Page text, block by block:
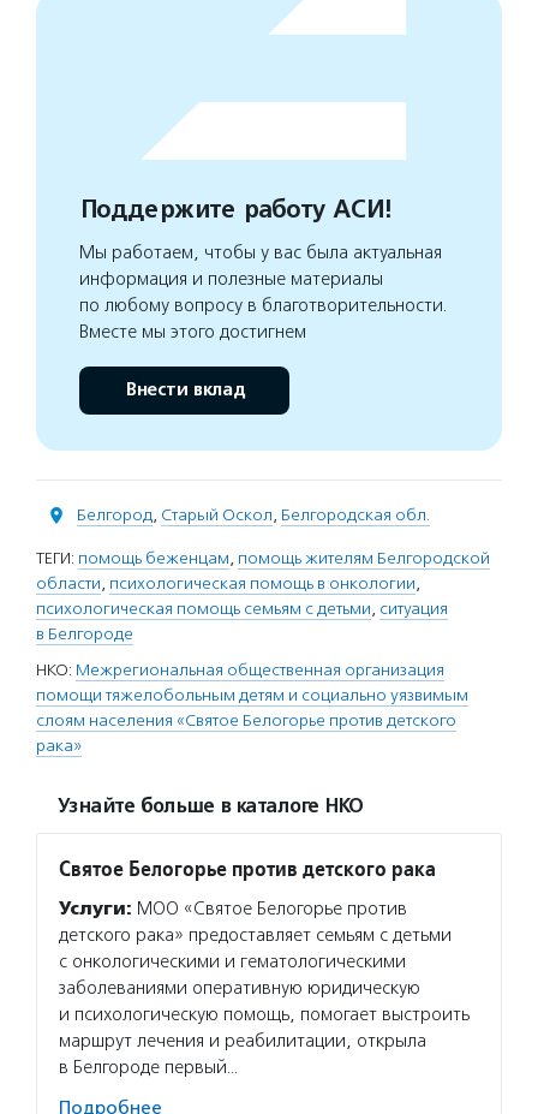
Поддержите работу АСИ!
Мы работаем, чтобы у вас была актуальная
информация и полезные материалы
по любому вопросу в благотворительности.
Вместе мы этого достигнем
Внести вклад
Белгород, Старый Оскол, Белгородская обл.
ТЕГИ: помощь беженцам, помощь жителям Белгородской
области, психологическая помощь в онкологии,
психологическая помощь семьям с детьми, ситуация
в Белгороде
НКО: Межрегиональная общественная организация
помощи тяжелобольным детям и социально уязвимым
слоям населения «Святое Белогорье против детского
рака»
Узнайте больше в каталоге НКО
Святое Белогорье против детского рака
Услуги: МОО «Святое Белогорье против
детского рака» предоставляет семьям с детьми
с онкологическими и гематологическими
заболеваниями оперативную юридическую
и психологическую помощь, помогает выстроить
маршрут лечения и реабилитации, открыла
в Белгороде первый…
Подробнее